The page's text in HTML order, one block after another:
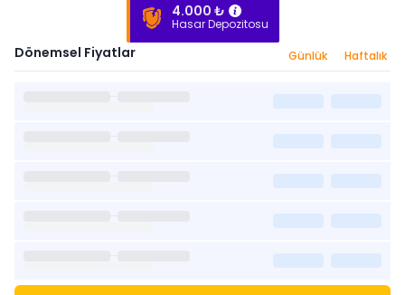
4.000 ₺
Hasar Depozitosu
Dönemsel Fiyatlar Günlük Haftalık